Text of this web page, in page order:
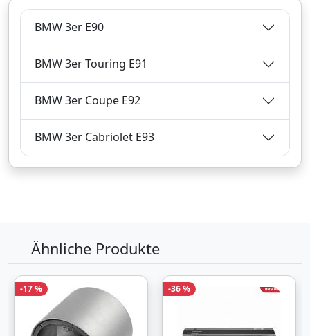
115,99€
inklusive Mehrwertsteuer
Zum Angebot
Produktinformationen des Anbieters
BMW 3er E90
BMW 3er Touring E91
BMW 3er Coupe E92
BMW 3er Cabriolet E93
Ähnliche Produkte
-17 % -36 %